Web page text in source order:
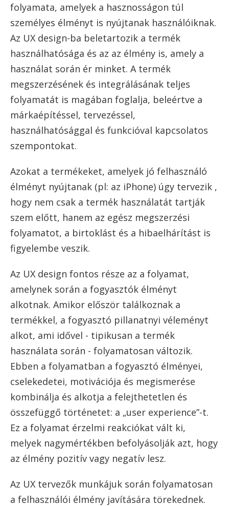
folyamata, amelyek a hasznosságon túl
személyes élményt is nyújtanak használóiknak.
Az UX design-ba beletartozik a termék
használhatósága és az az élmény is, amely a
használat során ér minket. A termék
megszerzésének és integrálásának teljes
folyamatát is magában foglalja, beleértve a
márkaépítéssel, tervezéssel,
használhatósággal és funkcióval kapcsolatos
szempontokat.
Azokat a termékeket, amelyek jó felhasználó
élményt nyújtanak (pl: az iPhone) úgy tervezik ,
hogy nem csak a termék használatát tartják
szem előtt, hanem az egész megszerzési
folyamatot, a birtoklást és a hibaelhárítást is
figyelembe veszik.
Az UX design fontos része az a folyamat,
amelynek során a fogyasztók élményt
alkotnak. Amikor először találkoznak a
termékkel, a fogyasztó pillanatnyi véleményt
alkot, ami idővel - tipikusan a termék
használata során - folyamatosan változik.
Ebben a folyamatban a fogyasztó élményei,
cselekedetei, motivációja és megismerése
kombinálja és alkotja a felejthetetlen és
összefüggő történetet: a „user experience”-t.
Ez a folyamat érzelmi reakciókat vált ki,
melyek nagymértékben befolyásolják azt, hogy
az élmény pozitív vagy negatív lesz.
Az UX tervezők munkájuk során folyamatosan
a felhasználói élmény javítására törekednek.